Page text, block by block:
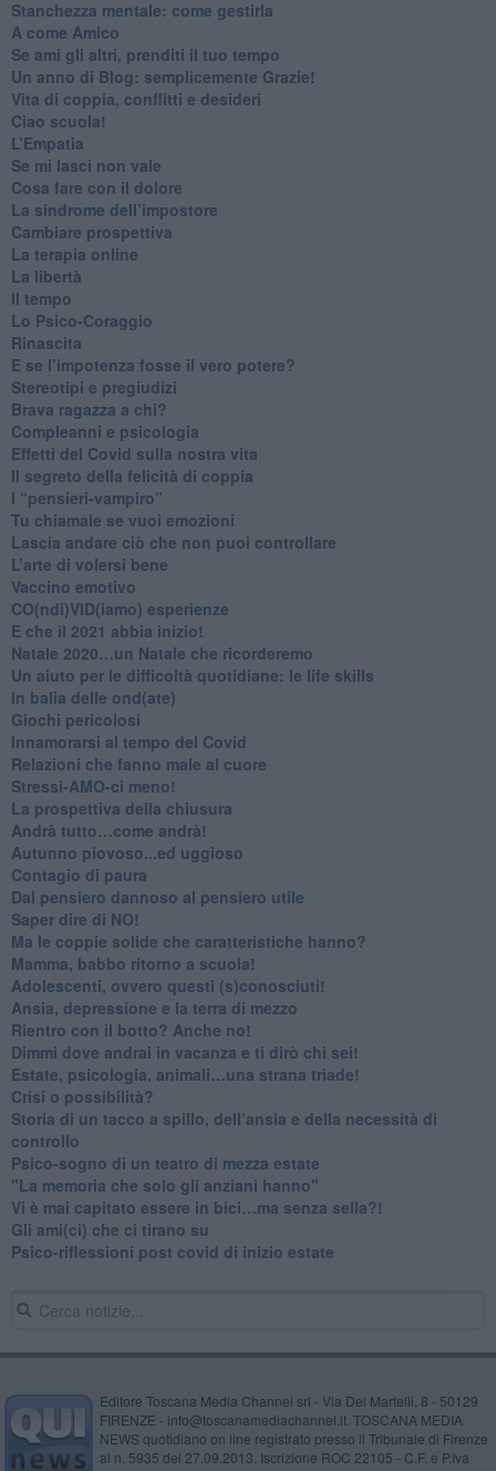
​Stanchezza mentale: come gestirla
​A come Amico
​Se ami gli altri, prenditi il tuo tempo
​Un anno di Blog: semplicemente Grazie!
​Vita di coppia, conflitti e desideri
​Ciao scuola!
​L’Empatia
​Se mi lasci non vale
Cosa fare con il dolore
​La sindrome dell’impostore
​Cambiare prospettiva
La terapia online
La libertà
​Il tempo
​Lo Psico-Coraggio
Rinascita
​E se l’impotenza fosse il vero potere?
Stereotipi e pregiudizi
​Brava ragazza a chi?
​Compleanni e psicologia
Effetti del Covid sulla nostra vita
Il segreto della felicità di coppia
​I “pensieri-vampiro”
​Tu chiamale se vuoi emozioni
​Lascia andare ciò che non puoi controllare
L’arte di volersi bene
​Vaccino emotivo
CO(ndi)VID(iamo) esperienze
​E che il 2021 abbia inizio!
​Natale 2020…un Natale che ricorderemo
Un aiuto per le difficoltà quotidiane: le life skills
​In balia delle ond(ate)
Giochi pericolosi
Innamorarsi al tempo del Covid
​Relazioni che fanno male al cuore
​Stressi-AMO-ci meno!
​La prospettiva della chiusura
​Andrà tutto…come andrà!
Autunno piovoso...ed uggioso
​Contagio di paura
​Dal pensiero dannoso al pensiero utile
​Saper dire di NO!
​Ma le coppie solide che caratteristiche hanno?
​Mamma, babbo ritorno a scuola!
Adolescenti, ovvero questi (s)conosciuti!
Ansia, depressione e la terra di mezzo
​Rientro con il botto? Anche no!
Dimmi dove andrai in vacanza e ti dirò chi sei!
​Estate, psicologia, animali…una strana triade!
​Crisi o possibilità?
​Storia di un tacco a spillo, dell’ansia e della necessità di
controllo
​Psico-sogno di un teatro di mezza estate
"La memoria che solo gli anziani hanno"
​Vi è mai capitato essere in bici…ma senza sella?!
​Gli ami(ci) che ci tirano su
Psico-riflessioni post covid di inizio estate
Editore Toscana Media Channel srl - Via Dei Martelli, 8 - 50129
FIRENZE - info@toscanamediachannel.it. TOSCANA MEDIA
NEWS quotidiano on line registrato presso il Tribunale di Firenze
al n. 5935 del 27.09.2013. Iscrizione ROC 22105 - C.F. e P.Iva